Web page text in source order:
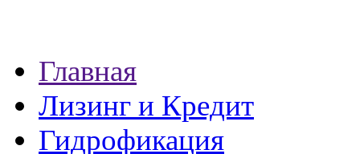
Главная
Лизинг и Кредит
Гидрофикация